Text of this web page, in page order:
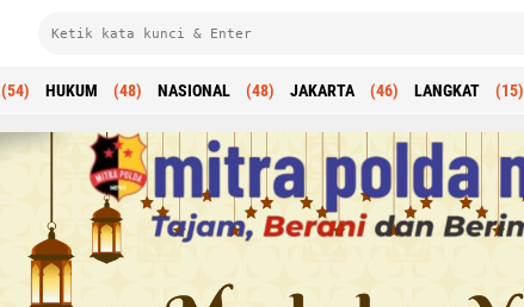
(54) HUKUM (48) NASIONAL (48) JAKARTA (46) LANGKAT (15)